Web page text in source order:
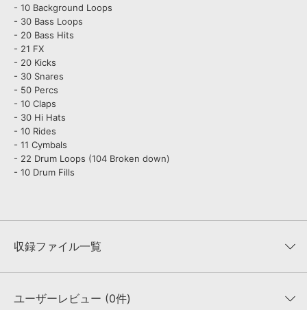
- 10 Background Loops
- 30 Bass Loops
- 20 Bass Hits
- 21 FX
- 20 Kicks
- 30 Snares
- 50 Percs
- 10 Claps
- 30 Hi Hats
- 10 Rides
- 11 Cymbals
- 22 Drum Loops (104 Broken down)
- 10 Drum Fills
収録ファイル一覧
収録ファイル一覧
ユーザーレビュー (0件)